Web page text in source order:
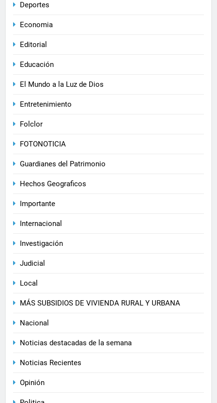
Deportes
Economia
Editorial
Educación
El Mundo a la Luz de Dios
Entretenimiento
Folclor
FOTONOTICIA
Guardianes del Patrimonio
Hechos Geograficos
Importante
Internacional
Investigación
Judicial
Local
MÁS SUBSIDIOS DE VIVIENDA RURAL Y URBANA
Nacional
Noticias destacadas de la semana
Noticias Recientes
Opinión